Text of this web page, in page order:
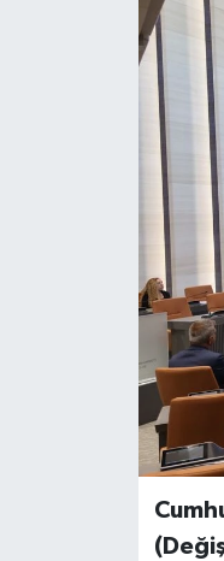
GAZİMAĞUSA
GÜNEY KIBRIS
İÇ HABERLER
KÜLTÜR SANAT
LEFKOŞA
MAGAZİN